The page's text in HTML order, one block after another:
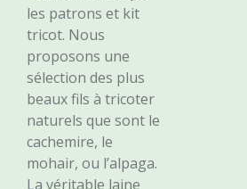
les patrons et kit
tricot. Nous
proposons une
sélection des plus
beaux fils à tricoter
naturels que sont le
cachemire, le
mohair, ou l’alpaga.
La véritable laine